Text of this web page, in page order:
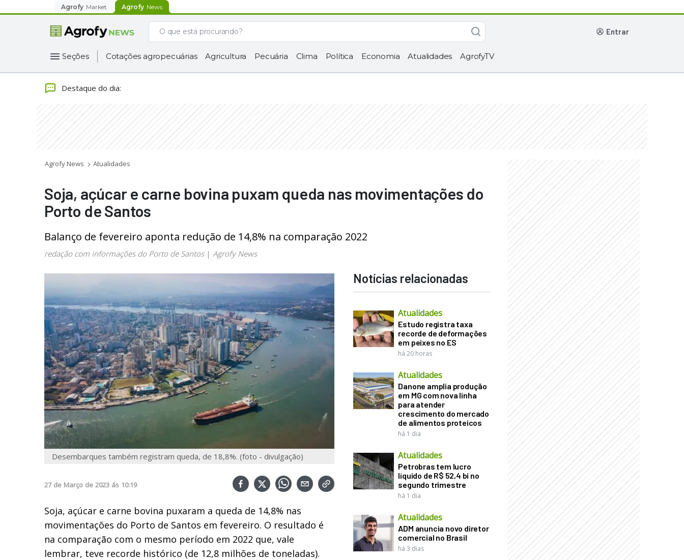
Agrofy Market Agrofy News
entrar
Seções Cotações agropecuárias Agricultura Pecuária Clima Política Economia Atualidades AgrofyTV
Destaque do dia:
Agrofy News Atualidades
Soja, açúcar e carne bovina puxam queda nas movimentações do
Porto de Santos
Balanço de fevereiro aponta redução de 14,8% na comparação 2022
redação com informações do Porto de Santos| Agrofy News
Desembarques também registram queda, de 18,8%. (foto - divulgação)
27 de Março de 2023 ás 10:19
Soja, açúcar e carne bovina puxaram a queda de 14,8% nas
movimentações do Porto de Santos em fevereiro. O resultado é
na comparação com o mesmo período em 2022 que, vale
lembrar, teve recorde histórico (de 12,8 milhões de toneladas).
Notícias relacionadas
Atualidades
Estudo registra taxa
recorde de deformações
em peixes no ES
há 20 horas
Atualidades
Danone amplia produção
em MG com nova linha
para atender
crescimento do mercado
de alimentos proteicos
há 1 dia
Atualidades
Petrobras tem lucro
líquido de R$ 52,4 bi no
segundo trimestre
há 1 dia
Atualidades
ADM anuncia novo diretor
comercial no Brasil
há 3 dias